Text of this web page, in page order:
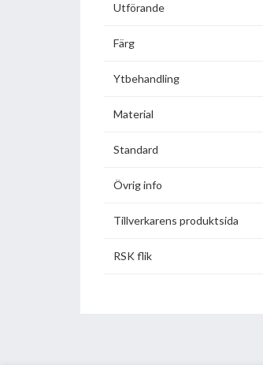
Utförande
Färg
Ytbehandling
Material
Standard
Övrig info
Tillverkarens produktsida
RSK flik